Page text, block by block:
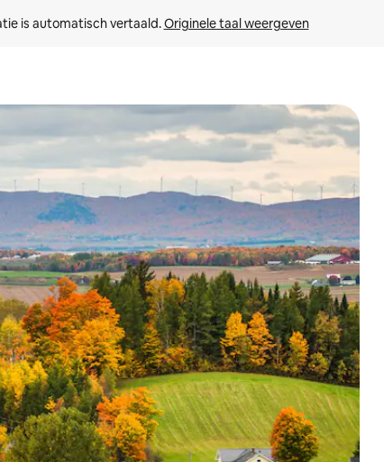
is automatisch vertaald. Originele taal weergeven
omhoog en omlaag, óf door te tikken of swipen.